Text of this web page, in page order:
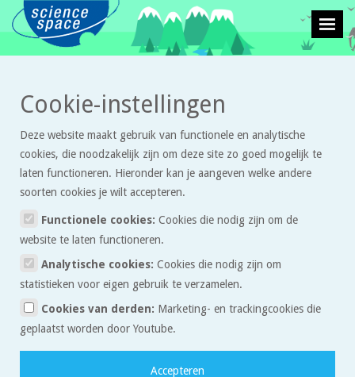
Leven en natuur > Proefjes > Bevrucht een plant
Bevrucht een plant
Hoe planten bevrucht worden kan je zelf zien. Als je er het geduld
voor hebt, moet je dit proefje eens proberen!
Benodigdheden
2 planten in een pot of in de tuin, waarbij de stampers en
Een wattenstaafje
Veel geduld!
Cookie-instellingen
Deze website maakt gebruik van functionele en analytische
cookies, die noodzakelijk zijn om deze site zo goed mogelijk te
laten functioneren. Hieronder kan je aangeven welke andere
soorten cookies je wilt accepteren.
Functionele cookies: Cookies die nodig zijn om de
website te laten functioneren.
Analytische cookies: Cookies die nodig zijn om
statistieken voor eigen gebruik te verzamelen.
Cookies van derden: Marketing- en trackingcookies die
geplaatst worden door Youtube.